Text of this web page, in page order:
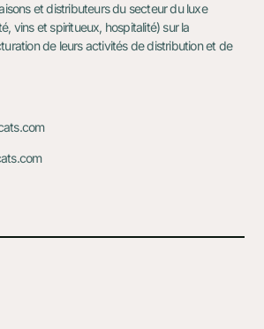
et distributeurs du secteur du luxe
vins et spiritueux, hospitalité) sur la
de leurs activités de distribution et de